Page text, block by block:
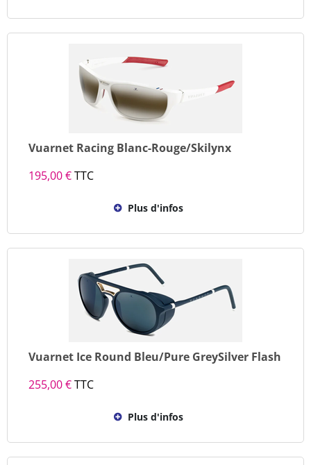
Vuarnet Racing Blanc-Rouge/Skilynx
195,00 €TTC
Plus d'infos
Vuarnet Ice Round Bleu/Pure GreySilver Flash
255,00 €TTC
Plus d'infos